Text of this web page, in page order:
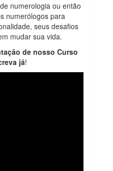
numerologia ou então
numerólogos para
seus desafios
mudar sua vida.
de nosso Curso
já!